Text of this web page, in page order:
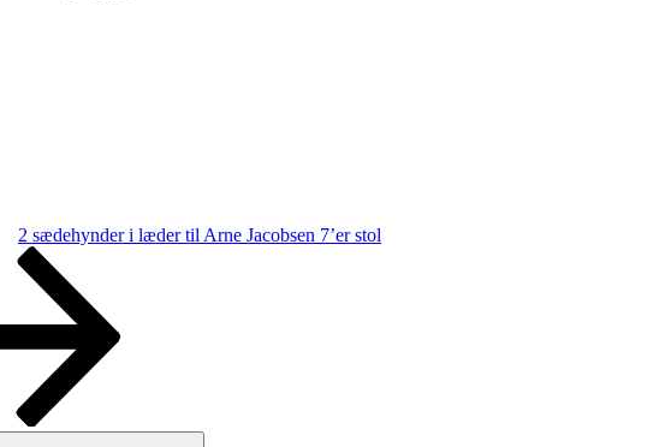
2 sædehynder i læder til Arne Jacobsen 7’er stol